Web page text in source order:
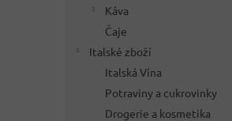
Káva
Čaje
Italské zboží
Italská Vína
Potraviny a cukrovinky
Drogerie a kosmetika